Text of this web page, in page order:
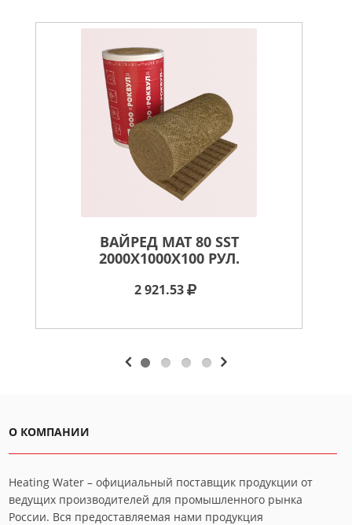
ВАЙРЕД МАТ 80 SST
2000X1000X100 РУЛ.
2 921.53
О КОМПАНИИ
Heating Water – официальный поставщик продукции от
ведущих производителей для промышленного рынка
России. Вся предоставляемая нами продукция